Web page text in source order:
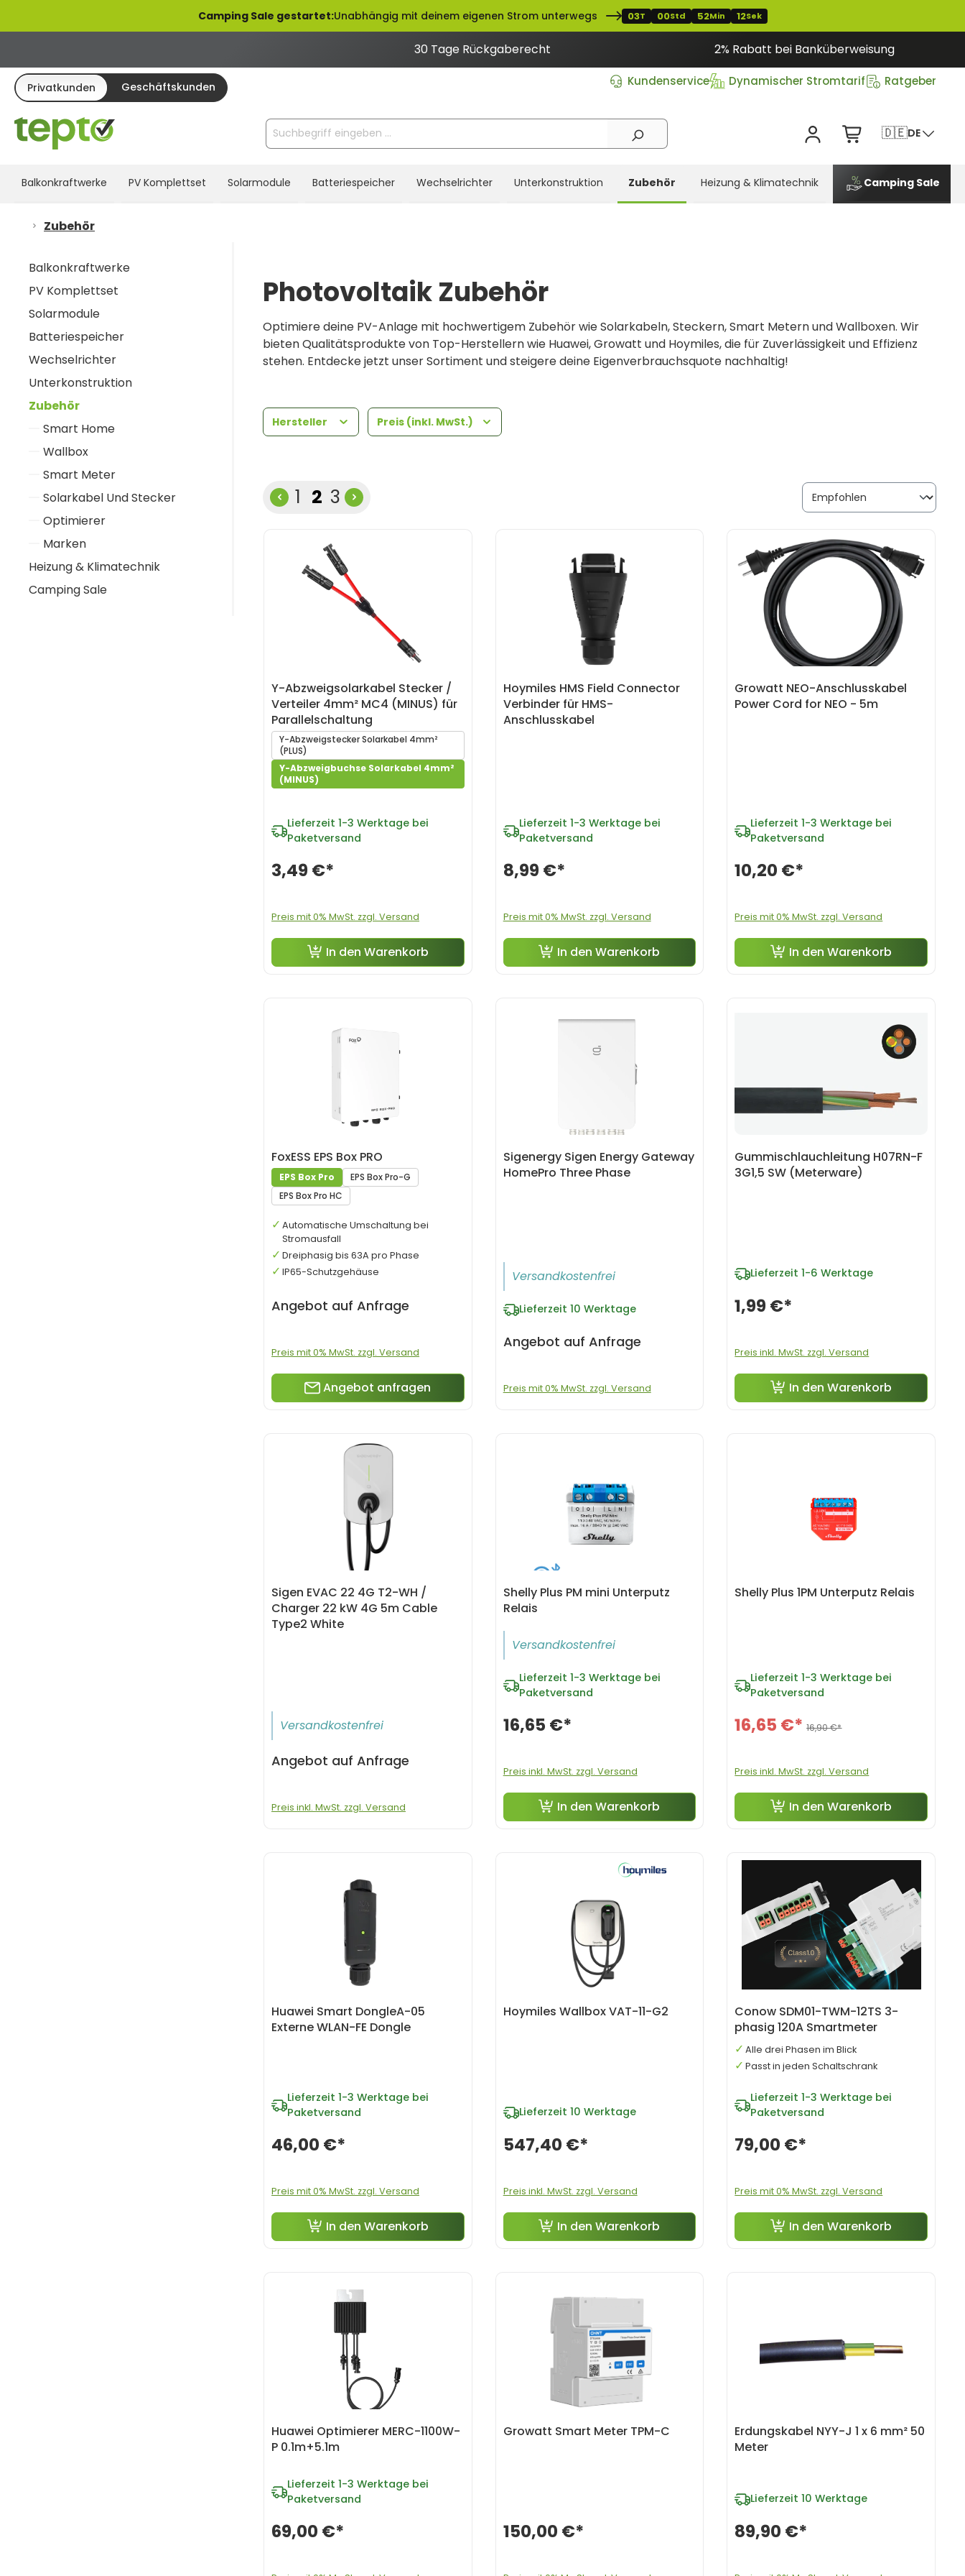
Zur Hauptnavigation springenCamping Sale gestartet:Unabhängig mit deinem eigenen Strom unterwegs 03T 00Std 52Min 12Sek
30 Tage Rückgaberecht 2% Rabatt bei Banküberweisung
Privatkunden Geschäftskunden Kundenservice Dynamischer Stromtarif Ratgeber
🇩🇪DE
Balkonkraftwerke PV Komplettset Solarmodule Batteriespeicher Wechselrichter Unterkonstruktion Zubehör Heizung & Klimatechnik Camping Sale
Zubehör
Balkonkraftwerke
PV Komplettset
Solarmodule
Batteriespeicher
Wechselrichter
Unterkonstruktion
Zubehör
Smart Home
Wallbox
Smart Meter
Solarkabel Und Stecker
Optimierer
Marken
Heizung & Klimatechnik
Camping Sale
Photovoltaik Zubehör
Optimiere deine PV-Anlage mit hochwertigem Zubehör wie Solarkabeln, Steckern, Smart Metern und Wallboxen. Wir
bieten Qualitätsprodukte von Top-Herstellern wie Huawei, Growatt und Hoymiles, die für Zuverlässigkeit und Effizienz
stehen. Entdecke jetzt unser Sortiment und steigere deine Eigenverbrauchsquote nachhaltig!
Hersteller Preis (inkl. MwSt.)
Seite
1 Seite
2 Seite
3
Y-Abzweigsolarkabel Stecker /
Verteiler 4mm² MC4 (MINUS) für
Parallelschaltung
Y-Abzweigstecker Solarkabel 4mm²
(PLUS)
Y-Abzweigbuchse Solarkabel 4mm²
(MINUS)
Lieferzeit 1-3 Werktage bei
Paketversand
3,49 €*
Preis mit 0% MwSt. zzgl. Versand
In den Warenkorb
Hoymiles HMS Field Connector
Verbinder für HMS-
Anschlusskabel
Lieferzeit 1-3 Werktage bei
Paketversand
8,99 €*
Preis mit 0% MwSt. zzgl. Versand
In den Warenkorb
Growatt NEO-Anschlusskabel
Power Cord for NEO - 5m
Lieferzeit 1-3 Werktage bei
Paketversand
10,20 €*
Preis mit 0% MwSt. zzgl. Versand
In den Warenkorb
FoxESS EPS Box PRO
EPS Box Pro
EPS Box Pro-G
EPS Box Pro HC
Angebot auf Anfrage
Preis mit 0% MwSt. zzgl. Versand
Automatische Umschaltung bei
Stromausfall
Dreiphasig bis 63A pro Phase
IP65-Schutzgehäuse
Angebot anfragen
Sigenergy Sigen Energy Gateway
HomePro Three Phase
Versandkostenfrei
Lieferzeit 10 Werktage
Angebot auf Anfrage
Preis mit 0% MwSt. zzgl. Versand
Gummischlauchleitung H07RN-F
3G1,5 SW (Meterware)
Lieferzeit 1-6 Werktage
1,99 €*
Preis inkl. MwSt. zzgl. Versand
In den Warenkorb
Sigen EVAC 22 4G T2-WH /
Charger 22 kW 4G 5m Cable
Type2 White
Versandkostenfrei
Angebot auf Anfrage
Preis inkl. MwSt. zzgl. Versand
Shelly Plus PM mini Unterputz
Relais
Versandkostenfrei
Lieferzeit 1-3 Werktage bei
Paketversand
16,65 €*
Preis inkl. MwSt. zzgl. Versand
In den Warenkorb
Shelly Plus 1PM Unterputz Relais
Lieferzeit 1-3 Werktage bei
Paketversand
16,65 €* 16,90 €*
Preis inkl. MwSt. zzgl. Versand
In den Warenkorb
Huawei Smart DongleA-05
Externe WLAN-FE Dongle
Lieferzeit 1-3 Werktage bei
Paketversand
46,00 €*
Preis mit 0% MwSt. zzgl. Versand
In den Warenkorb
Hoymiles Wallbox VAT-11-G2
Lieferzeit 10 Werktage
547,40 €*
Preis inkl. MwSt. zzgl. Versand
In den Warenkorb
Conow SDM01-TWM-12TS 3-
phasig 120A Smartmeter
Lieferzeit 1-3 Werktage bei
Paketversand
79,00 €*
Preis mit 0% MwSt. zzgl. Versand
Alle drei Phasen im Blick
Passt in jeden Schaltschrank
In den Warenkorb
Huawei Optimierer MERC-1100W-
P 0.1m+5.1m
Lieferzeit 1-3 Werktage bei
Paketversand
69,00 €*
Growatt Smart Meter TPM-C
150,00 €*
Erdungskabel NYY-J 1 x 6 mm² 50
Meter
Lieferzeit 10 Werktage
89,90 €*